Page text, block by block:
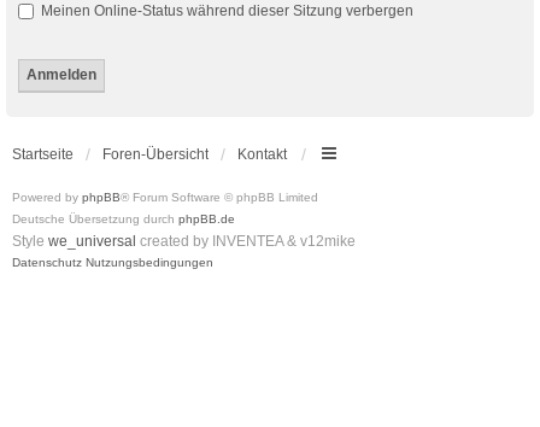
Meinen Online-Status während dieser Sitzung verbergen
Startseite Foren-Übersicht Kontakt
Powered by phpBB® Forum Software © phpBB Limited
Deutsche Übersetzung durch phpBB.de
Style we_universal created by INVENTEA & v12mike
Datenschutz Nutzungsbedingungen